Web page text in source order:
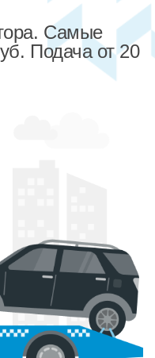
Самые
Подача от 20